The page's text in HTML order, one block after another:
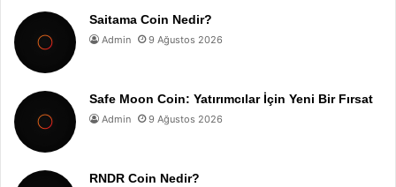
Saitama Coin Nedir?
Admin 9 Ağustos 2026
Safe Moon Coin: Yatırımcılar İçin Yeni Bir Fırsat
Admin 9 Ağustos 2026
RNDR Coin Nedir?